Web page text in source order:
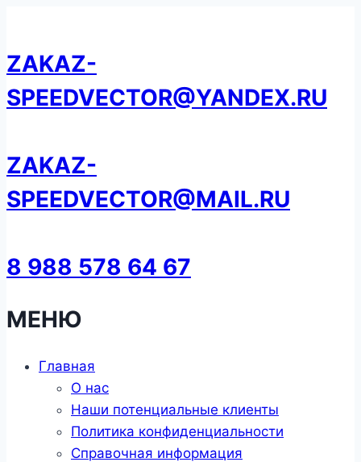
содержанию
ZAKAZ-
SPEEDVECTOR@YANDEX.RU
ZAKAZ-
SPEEDVECTOR@MAIL.RU
8 988 578 64 67
МЕНЮ
Главная
О нас
Наши потенциальные клиенты
Политика конфиденциальности
Справочная информация